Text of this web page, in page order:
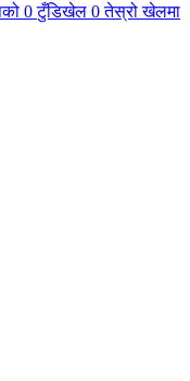
0 टुँडिखेल 0 तेस्रो खेलमा